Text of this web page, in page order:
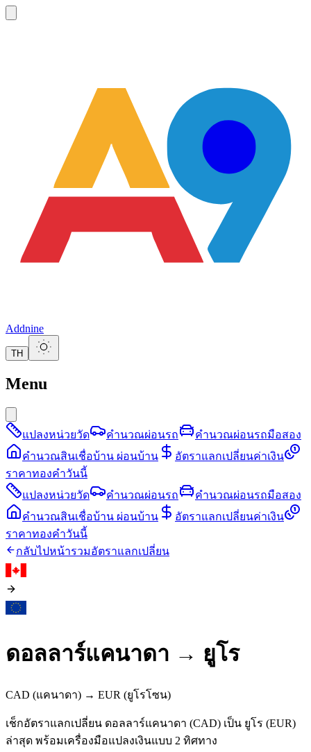
Addnine
TH
Menu
แปลงหน่วยวัด คำนวณผ่อนรถ
คำนวณผ่อนรถมือสอง
คำนวณสินเชื่อบ้าน ผ่อนบ้าน
อัตราแลกเปลี่ยนค่าเงิน
ราคาทองคำวันนี้
แปลงหน่วยวัด
คำนวณผ่อนรถ
คำนวณผ่อนรถมือสอง
คำนวณสินเชื่อบ้าน ผ่อนบ้าน
อัตราแลกเปลี่ยนค่าเงิน
ราคาทองคำวันนี้
กลับไปหน้ารวมอัตราแลกเปลี่ยน
ดอลลาร์แคนาดา → ยูโร
CAD (แคนาดา) → EUR (ยูโรโซน)
เช็กอัตราแลกเปลี่ยน ดอลลาร์แคนาดา (CAD) เป็น ยูโร (EUR)
ล่าสุด พร้อมเครื่องมือแปลงเงินแบบ 2 ทิศทาง